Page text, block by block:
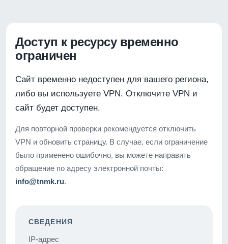
Доступ к ресурсу временно
ограничен
Сайт временно недоступен для вашего региона,
либо вы используете VPN. Отключите VPN и
сайт будет доступен.
Для повторной проверки рекомендуется отключить
VPN и обновить страницу. В случае, если ограничение
было применено ошибочно, вы можете направить
обращение по адресу электронной почты:
info@tnmk.ru.
СВЕДЕНИЯ
IP-адрес